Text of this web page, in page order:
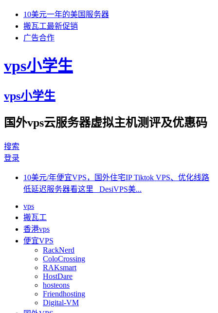
10美元一年的美国服务器
搬瓦工最新促销
广告合作
vps小学生
vps小学生
国外vps云服务器虚拟主机测评及优惠码
搜索
登录
10美元/年便宜VPS，国外住宅IP Tiktok VPS、优化线路
低延迟服务器看这里 DesiVPS美...
vps
搬瓦工
香港vps
便宜VPS
RackNerd
ColoCrossing
RAKsmart
HostDare
hosteons
Friendhosting
Digital-VM